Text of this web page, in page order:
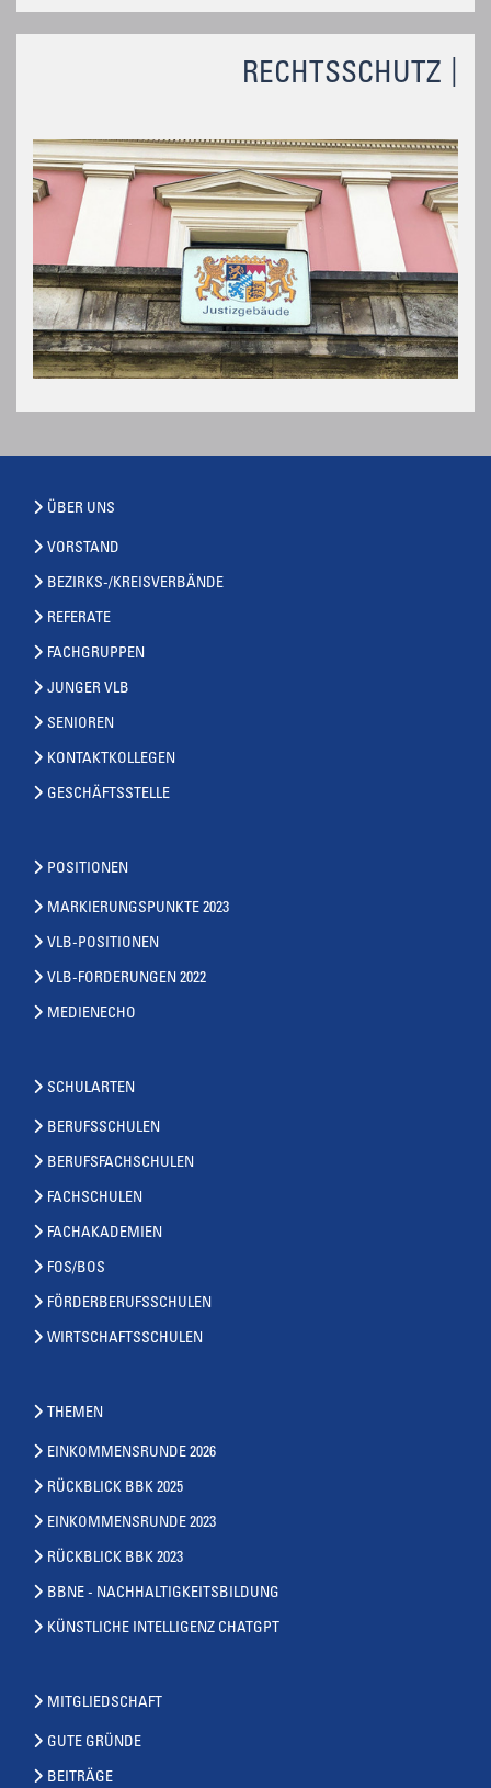
RECHTSSCHUTZ
ÜBER UNS
VORSTAND
BEZIRKS-/KREISVERBÄNDE
REFERATE
FACHGRUPPEN
JUNGER VLB
SENIOREN
KONTAKTKOLLEGEN
GESCHÄFTSSTELLE
POSITIONEN
MARKIERUNGSPUNKTE 2023
VLB-POSITIONEN
VLB-FORDERUNGEN 2022
MEDIENECHO
SCHULARTEN
BERUFSSCHULEN
BERUFSFACHSCHULEN
FACHSCHULEN
FACHAKADEMIEN
FOS/BOS
FÖRDERBERUFSSCHULEN
WIRTSCHAFTSSCHULEN
THEMEN
EINKOMMENSRUNDE 2026
RÜCKBLICK BBK 2025
EINKOMMENSRUNDE 2023
RÜCKBLICK BBK 2023
BBNE - NACHHALTIGKEITSBILDUNG
KÜNSTLICHE INTELLIGENZ CHATGPT
MITGLIEDSCHAFT
GUTE GRÜNDE
BEITRÄGE